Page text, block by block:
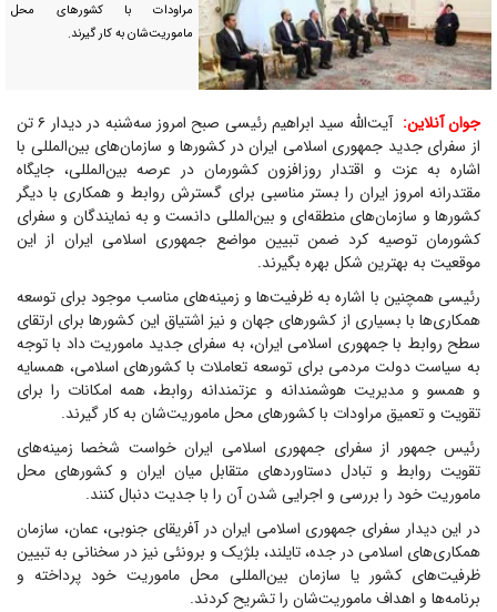
مراودات با کشورهای محل
ماموریت‌شان به کار گیرند.
جوان آنلاین:
آیت‌الله سید ابراهیم رئیسی صبح امروز سه‌شنبه در دیدار ۶ تن
از سفرای جدید جمهوری اسلامی ایران در کشورها و سازمان‌های بین‌المللی با
اشاره به عزت و اقتدار روزافزون کشورمان در عرصه بین‌المللی، جایگاه
مقتدرانه امروز ایران را بستر مناسبی برای گسترش روابط و همکاری‌ با دیگر
کشورها و سازمان‌های منطقه‌ای و بین‌المللی دانست و به نمایندگان و سفرای
کشورمان توصیه کرد ضمن تبیین مواضع جمهوری اسلامی ایران از این
موقعیت به بهترین شکل بهره بگیرند.
رئیسی همچنین با اشاره به ظرفیت‌ها و زمینه‌های مناسب موجود برای توسعه
همکاری‌ها با بسیاری از کشورهای جهان و نیز اشتیاق این کشورها برای ارتقای
سطح روابط با جمهوری اسلامی ایران، به سفرای جدید ماموریت داد با توجه
به سیاست دولت مردمی برای توسعه تعاملات با کشورهای اسلامی، همسایه
و همسو و مدیریت هوشمندانه و عزتمندانه روابط، همه امکانات را برای
تقویت و تعمیق مراودات با کشورهای محل ماموریت‌شان به کار گیرند.
رئیس جمهور از سفرای جمهوری اسلامی ایران خواست شخصا زمینه‌های
تقویت روابط و تبادل دستاوردهای متقابل میان ایران و کشورهای محل
ماموریت خود را بررسی و اجرایی شدن آن را با جدیت دنبال کنند.
در این دیدار سفرای جمهوری اسلامی ایران در آفریقای جنوبی، عمان، سازمان
همکاری‌های اسلامی در جده، تایلند، بلژیک و برونئی نیز در سخنانی به تبیین
ظرفیت‌های کشور یا سازمان بین‌المللی محل ماموریت خود پرداخته و
برنامه‌ها و اهداف ماموریت‌شان را تشریح کردند.